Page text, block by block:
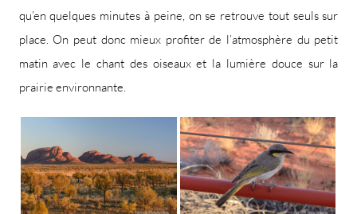
qu’en quelques minutes à peine, on se retrouve tout seuls sur
place. On peut donc mieux profiter de l’atmosphère du petit
matin avec le chant des oiseaux et la lumière douce sur la
prairie environnante.